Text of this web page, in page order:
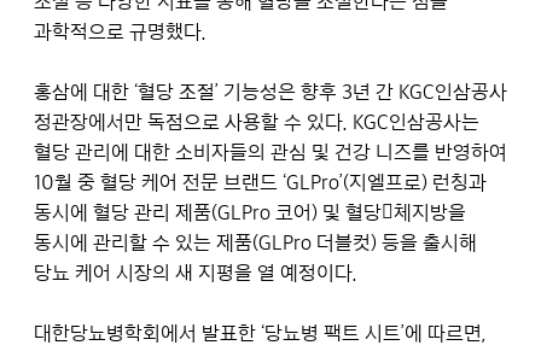
과학적으로 규명했다.
홍삼에 대한 ‘혈당 조절’ 기능성은 향후 3년 간 KGC인삼공사
정관장에서만 독점으로 사용할 수 있다. KGC인삼공사는
혈당 관리에 대한 소비자들의 관심 및 건강 니즈를 반영하여
10월 중 혈당 케어 전문 브랜드 ‘GLPro’(지엘프로) 런칭과
동시에 혈당 관리 제품(GLPro 코어) 및 혈당체지방을
동시에 관리할 수 있는 제품(GLPro 더블컷) 등을 출시해
당뇨 케어 시장의 새 지평을 열 예정이다.
대한당뇨병학회에서 발표한 ‘당뇨병 팩트 시트’에 따르면,